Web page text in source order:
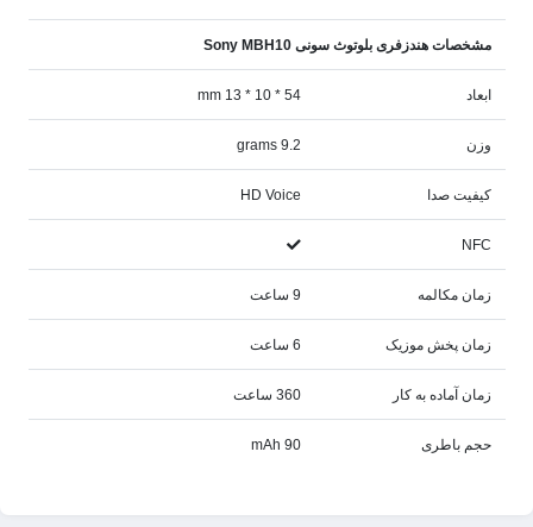
مشخصات هندزفری بلوتوث سونی Sony MBH10
ابعاد 54 * 10 * 13 mm
وزن 9.2 grams
کیفیت صدا HD Voice
NFC
زمان مکالمه 9 ساعت
زمان پخش موزیک 6 ساعت
زمان آماده به کار 360 ساعت
حجم باطری 90 mAh